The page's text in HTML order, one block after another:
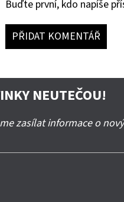
Buďte první, kdo napíše
PŘIDAT KOMENTÁŘ
NEUTEČOU!
zasílat informace o